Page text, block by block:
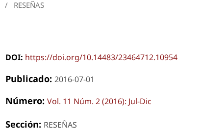
/ RESEÑAS
DOI: https://doi.org/10.14483/23464712.10954
Publicado: 2016-07-01
Número: Vol. 11 Núm. 2 (2016): Jul-Dic
Sección: RESEÑAS